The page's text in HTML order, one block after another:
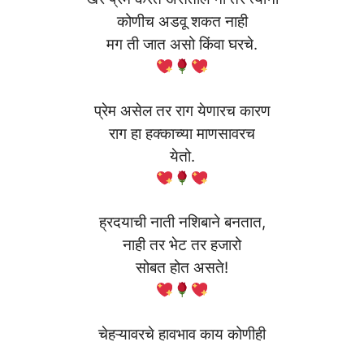
कोणीच अडवू शकत नाही
मग ती जात असो किंवा घरचे.
प्रेम असेल तर राग येणारच कारण
राग हा हक्काच्या माणसावरच
येतो.
ह्रदयाची नाती नशिबाने बनतात,
नाही तर भेट तर हजारो
सोबत होत असते!
चेहऱ्यावरचे हावभाव काय कोणीही